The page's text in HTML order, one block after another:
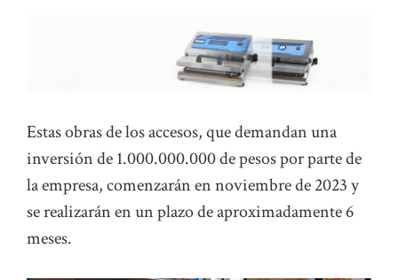
Estas obras de los accesos, que demandan una
inversión de 1.000.000.000 de pesos por parte de
la empresa, comenzarán en noviembre de 2023 y
se realizarán en un plazo de aproximadamente 6
meses.